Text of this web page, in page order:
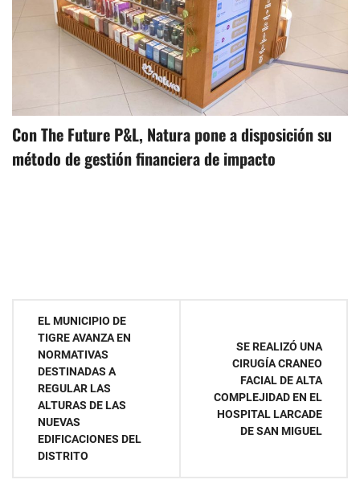
Con The Future P&L, Natura pone a disposición su
método de gestión financiera de impacto
Navegación
entradas
EL MUNICIPIO DE
TIGRE AVANZA EN
NORMATIVAS
DESTINADAS A
REGULAR LAS
ALTURAS DE LAS
NUEVAS
EDIFICACIONES DEL
DISTRITO
SE REALIZÓ UNA
CIRUGÍA CRANEO
FACIAL DE ALTA
COMPLEJIDAD EN EL
HOSPITAL LARCADE
DE SAN MIGUEL